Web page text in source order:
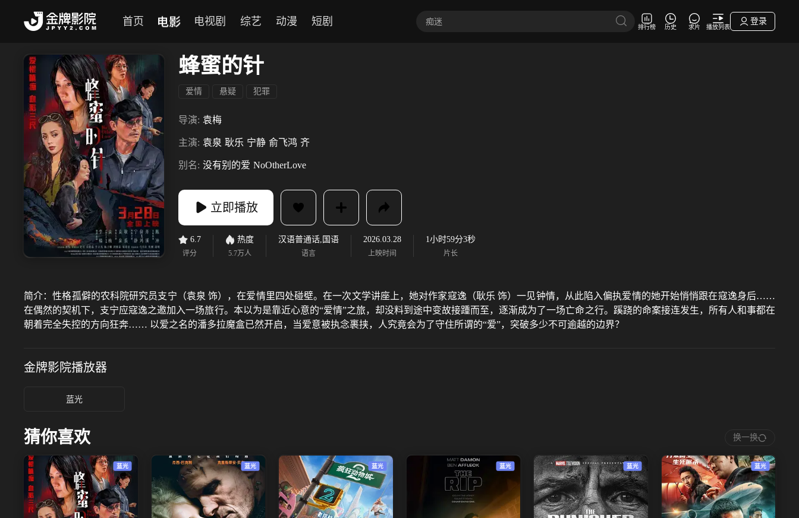
首页 电影 电视剧 综艺 动漫 短剧 排行榜 历史 求片 播放列表
登录
蜂蜜的针
爱情 悬疑 犯罪
导演: 袁梅
主演: 袁泉 耿乐 宁静 俞飞鸿 齐
别名: 没有别的爱 NoOtherLove
立即播放
6.7
评分
热度
5.7万人
汉语普通话,国语
语言
2026.03.28
上映时间
1小时59分3秒
片长
简介：性格孤僻的农科院研究员支宁（袁泉 饰），在爱情里四处碰壁。在一次文学讲座上，她对作家寇逸（耿乐 饰）一见钟情，从此陷入偏执爱情的她开始悄悄跟在寇逸身后……
在偶然的契机下，支宁应寇逸之邀加入一场旅行。本以为是靠近心意的“爱情”之旅，却没料到途中变故接踵而至，逐渐成为了一场亡命之行。蹊跷的命案接连发生，所有人和事都在
朝着完全失控的方向狂奔…… 以爱之名的潘多拉魔盒已然开启，当爱意被执念裹挟，人究竟会为了守住所谓的“爱”，突破多少不可逾越的边界？
金牌影院播放器
蓝光
猜你喜欢 换一换
蓝光 蓝光 蓝光 蓝光 蓝光 蓝光